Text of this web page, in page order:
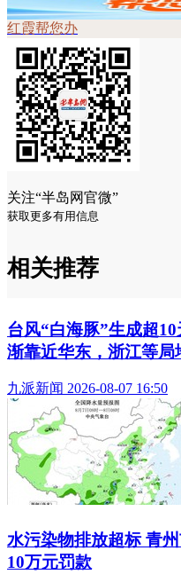
红霞帮您办
关注“半岛网官微”
获取更多有用信息
相关推荐
台风“白海豚”生成超
渐靠近华东，浙江等局
九派新闻 2026-08-07 16:50
水污染物排放超标 青
10万元罚款